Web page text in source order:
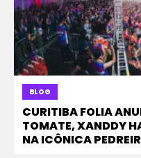
BLOG
CURITIBA FOLIA
TOMATE, XANDDY
NA ICÔNICA